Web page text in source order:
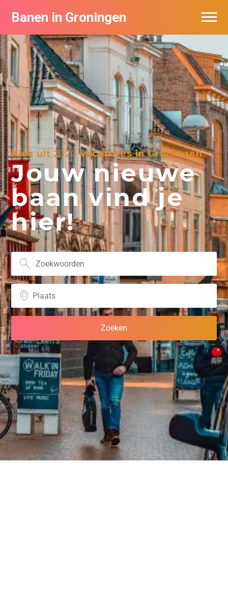
Banen in Groningen
Kies uit2920vacatures in Groningen
Jouw nieuwe
baan vind je
hier!
Vacatures per bedrijf
De populairste vacatures in Groningen
Nieuwsbrief feed